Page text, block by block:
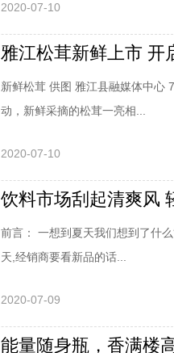
2020-07-10
雅江松茸新鲜上市 开
新鲜松茸 供图 雅江县融媒体中心
动，新鲜采摘的松茸一亮相...
2020-07-10
饮料市场刮起清爽风
前言： 一想到夏天我们想到了什
天,经销商要看新品的话...
2020-07-09
能量随身瓶，香满楼